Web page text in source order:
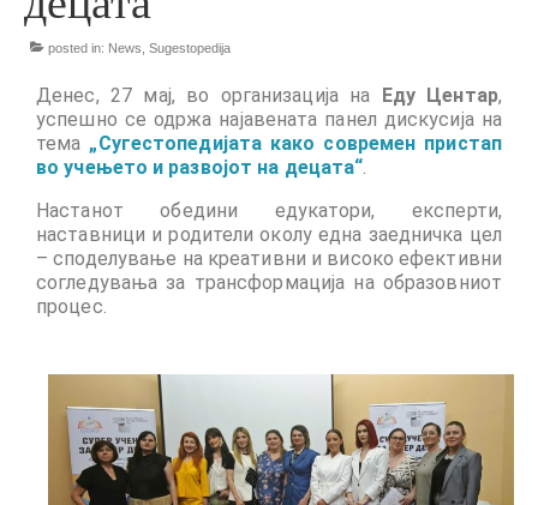
супер деца“
Реализиран прв циклус на обуки по проектот
„Сугестопедија“
Интервју со Илијана Атанасова – носител на
проектот „Сугестопедија“ во Еду Центар
Панел дискусија „Сугестопедијата како
современ пристап во учењето и развојот на
децата“
Cultart PRO 2025
Cultart with a second edition in 2025 –
Cultart PRO
posted in: News Sugestopedija
Денес, 27 мај, во организација на Еду Центар,
успешно се одржа најавената панел дискусија на
тема „Сугестопедијата како современ пристап
во учењето и развојот на децата“.
Настанот обедини едукатори, експерти,
наставници и родители околу една заедничка цел
– споделување на креативни и високо ефективни
согледувања за трансформација на образовниот
процес.